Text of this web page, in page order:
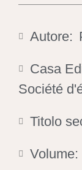
Autore:
Casa
Société
Titolo
Volume: